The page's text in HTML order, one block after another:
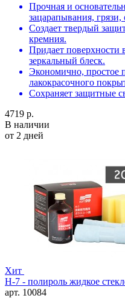
Прочная и
зацарапывания,
Создает твердый
кремния.
Придает поверхности
зеркальный блеск.
Экономично, простое
лакокрасочного
Сохраняет защитные
4719 р.
В наличии
от 2 дней
Хит
H-7 - полироль жидкое
арт. 10084